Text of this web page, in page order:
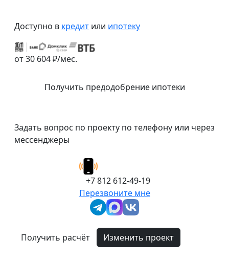
Доступно в кредит или ипотеку
от 30 604 ₽/мес.
Получить предодобрение ипотеки
Задать вопрос по проекту по телефону или через
мессенджеры
+7 812 612-49-19
Перезвоните мне
Получить расчёт Изменить проект